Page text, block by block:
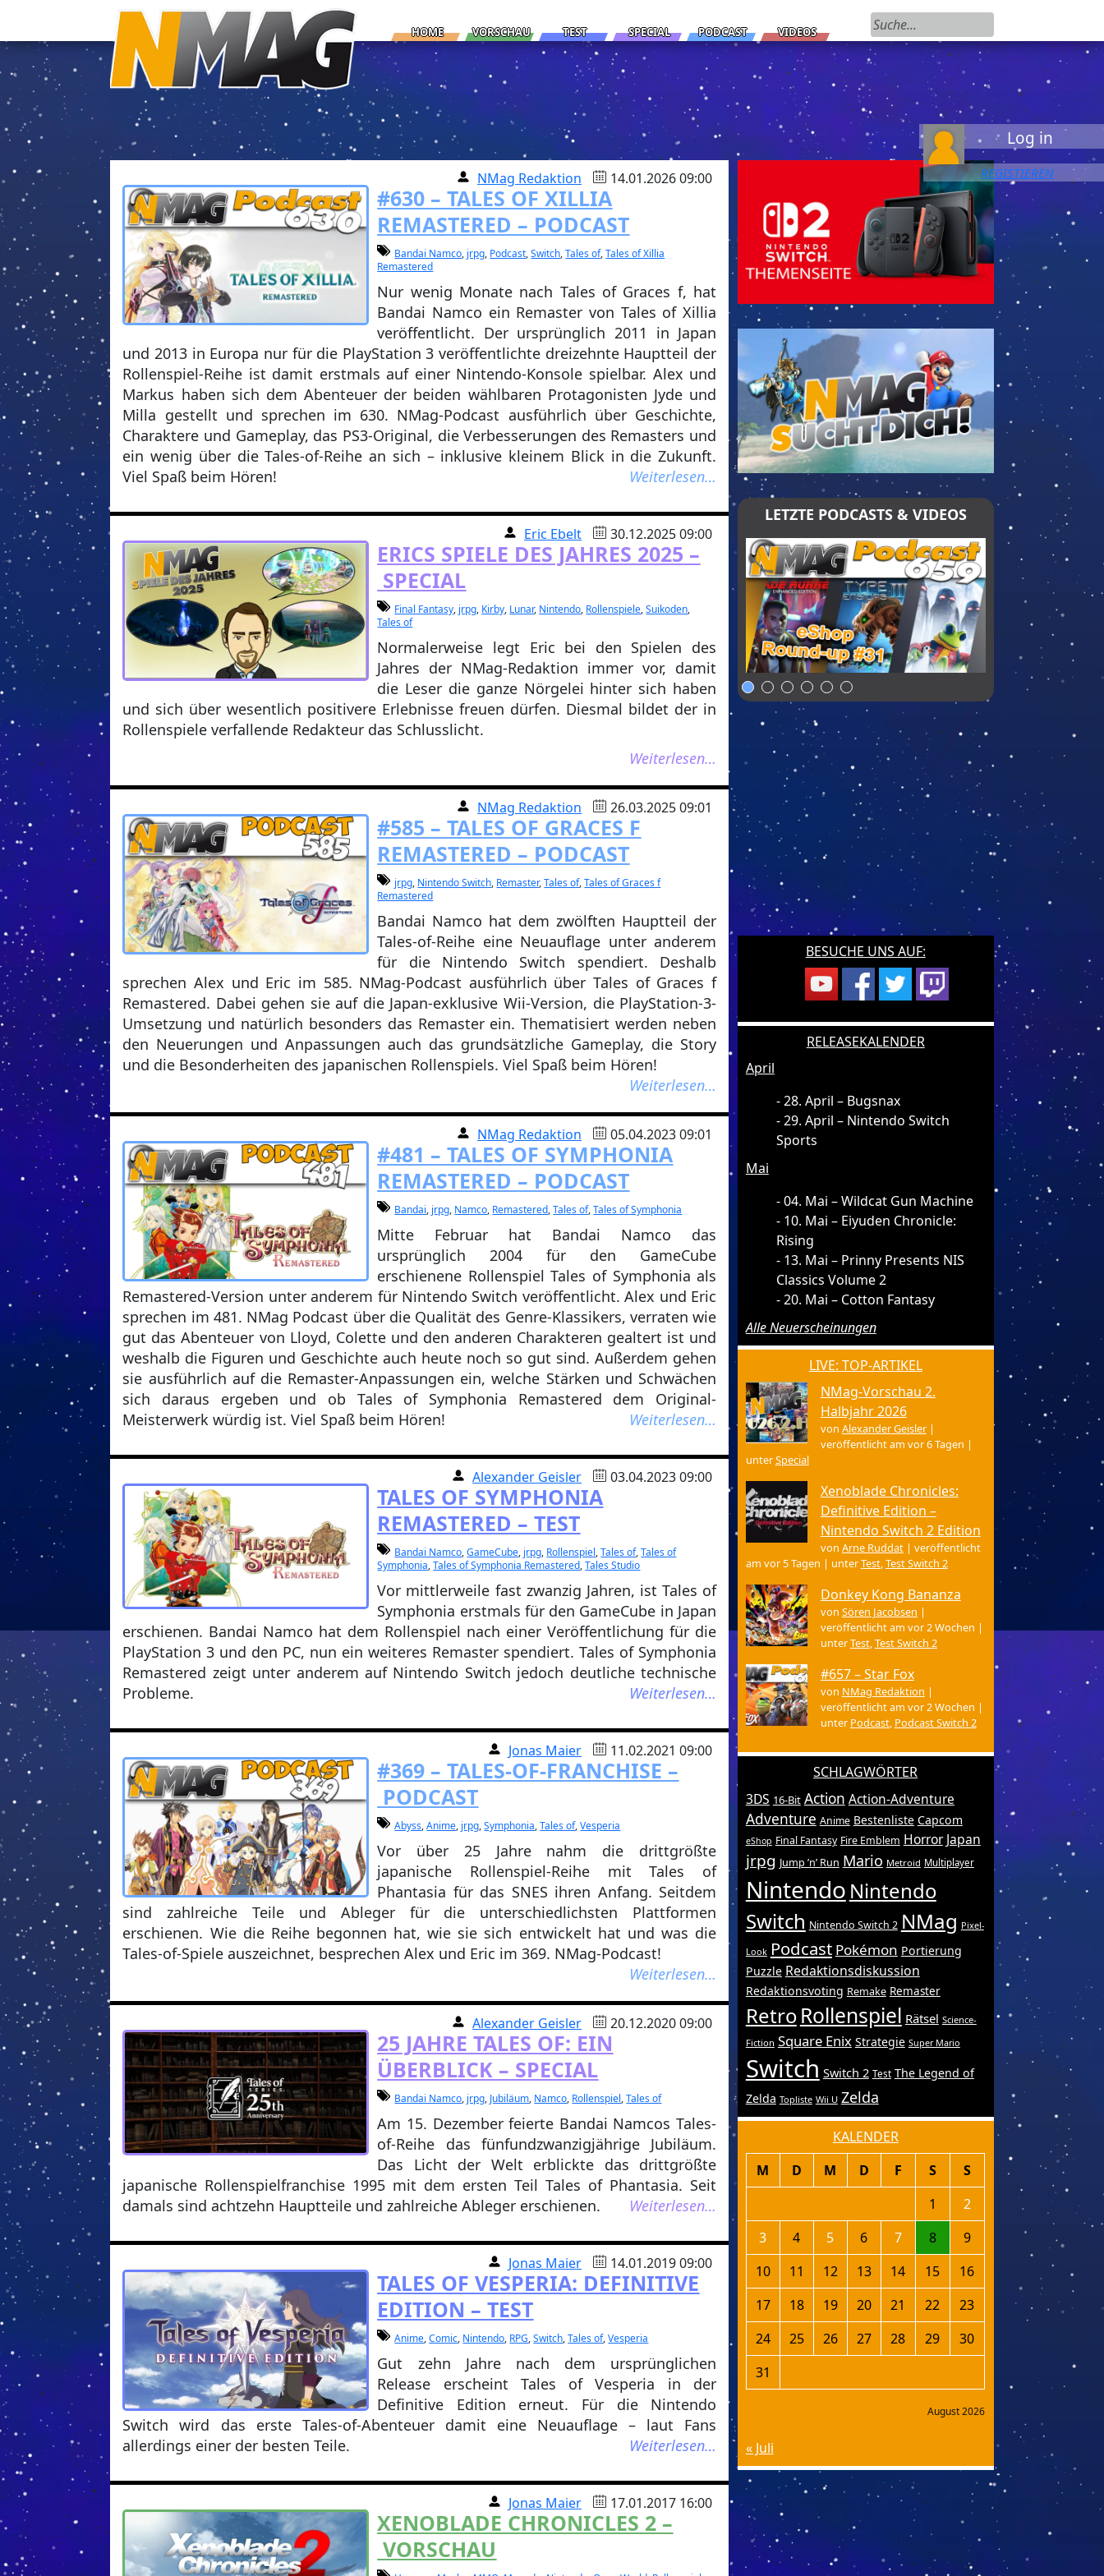
HOME VORSCHAU TEST SPECIAL PODCAST VIDEOS
Suchen nach:
Log in
REGISTIEREN
NMag Redaktion 14.01.2026 09:00
#630 – TALES OF XILLIA
REMASTERED – PODCAST
Bandai Namco, jrpg, Podcast,Switch,Tales of,Tales of Xillia
Remastered
Nur wenig Monate nach Tales of Graces f, hat
Bandai Namco ein Remaster von Tales of Xillia
veröffentlicht. Der ursprünglich 2011 in Japan
und 2013 in Europa nur für die PlayStation 3 veröffentlichte dreizehnte Hauptteil der
Rollenspiel-Reihe ist damit erstmals auf einer Nintendo-Konsole spielbar. Alex und
Markus haben sich dem Abenteuer der beiden wählbaren Protagonisten Jyde und
Milla gestellt und sprechen im 630. NMag-Podcast ausführlich über Geschichte,
Charaktere und Gameplay, das PS3-Original, die Verbesserungen des Remasters und
ein wenig über die Tales-of-Reihe an sich – inklusive kleinem Blick in die Zukunft.
Viel Spaß beim Hören!
Weiterlesen…
Eric Ebelt 30.12.2025 09:00
ERICS SPIELE DES JAHRES 2025 –
SPECIAL
Final Fantasy, jrpg, Kirby, Lunar, Nintendo, Rollenspiele,Suikoden,
Tales of
Normalerweise legt Eric bei den Spielen des
Jahres der NMag-Redaktion immer vor, damit
die Leser die ganze Nörgelei hinter sich haben
und sich über wesentlich positivere Erlebnisse freuen dürfen. Diesmal bildet der in
Rollenspiele verfallende Redakteur das Schlusslicht.
Weiterlesen…
NMag Redaktion 26.03.2025 09:01
#585 – TALES OF GRACES F
REMASTERED – PODCAST
jrpg, Nintendo Switch, Remaster,Tales of,Tales of Graces f
Remastered
Bandai Namco hat dem zwölften Hauptteil der
Tales-of-Reihe eine Neuauflage unter anderem
für die Nintendo Switch spendiert. Deshalb
sprechen Alex und Eric im 585. NMag-Podcast ausführlich über Tales of Graces f
Remastered. Dabei gehen sie auf die Japan-exklusive Wii-Version, die PlayStation-3-
Umsetzung und natürlich besonders das Remaster ein. Thematisiert werden neben
den Neuerungen und Anpassungen auch das grundsätzliche Gameplay, die Story
und die Besonderheiten des japanischen Rollenspiels. Viel Spaß beim Hören!
Weiterlesen…
NMag Redaktion 05.04.2023 09:01
#481 – TALES OF SYMPHONIA
REMASTERED – PODCAST
Bandai, jrpg, Namco, Remastered,Tales of,Tales of Symphonia
Mitte Februar hat Bandai Namco das
ursprünglich 2004 für den GameCube
erschienene Rollenspiel Tales of Symphonia als
Remastered-Version unter anderem für Nintendo Switch veröffentlicht. Alex und Eric
sprechen im 481. NMag Podcast über die Qualität des Genre-Klassikers, verraten wie
gut das Abenteuer von Lloyd, Colette und den anderen Charakteren gealtert ist und
weshalb die Figuren und Geschichte auch heute noch so gut sind. Außerdem gehen
sie ausführlich auf die Remaster-Anpassungen ein, welche Stärken und Schwächen
sich daraus ergeben und ob Tales of Symphonia Remastered dem Original-
Meisterwerk würdig ist. Viel Spaß beim Hören!
Weiterlesen…
Alexander Geisler 03.04.2023 09:00
TALES OF SYMPHONIA
REMASTERED – TEST
Bandai Namco,GameCube, jrpg, Rollenspiel,Tales of,Tales of
Symphonia,Tales of Symphonia Remastered,Tales Studio
Vor mittlerweile fast zwanzig Jahren, ist Tales of
Symphonia erstmals für den GameCube in Japan
erschienen. Bandai Namco hat dem Rollenspiel nach einer Veröffentlichung für die
PlayStation 3 und den PC, nun ein weiteres Remaster spendiert. Tales of Symphonia
Remastered zeigt unter anderem auf Nintendo Switch jedoch deutliche technische
Probleme.
Weiterlesen…
Jonas Maier 11.02.2021 09:00
#369 – TALES-OF-FRANCHISE –
PODCAST
Abyss,Anime, jrpg,Symphonia,Tales of,Vesperia
Vor über 25 Jahre nahm die drittgrößte
japanische Rollenspiel-Reihe mit Tales of
Phantasia für das SNES ihren Anfang. Seitdem
sind zahlreiche Teile und Ableger für die unterschiedlichsten Plattformen
erschienen. Wie die Reihe begonnen hat, wie sie sich entwickelt hat und was die
Tales-of-Spiele auszeichnet, besprechen Alex und Eric im 369. NMag-Podcast!
Weiterlesen…
Alexander Geisler 20.12.2020 09:00
25 JAHRE TALES OF: EIN
ÜBERBLICK – SPECIAL
Bandai Namco, jrpg, Jubiläum, Namco, Rollenspiel,Tales of
Am 15. Dezember feierte Bandai Namcos Tales-
of-Reihe das fünfundzwanzigjährige Jubiläum.
Das Licht der Welt erblickte das drittgrößte
japanische Rollenspielfranchise 1995 mit dem ersten Teil Tales of Phantasia. Seit
damals sind achtzehn Hauptteile und zahlreiche Ableger erschienen.
Weiterlesen…
Jonas Maier 14.01.2019 09:00
TALES OF VESPERIA: DEFINITIVE
EDITION – TEST
Anime,Comic, Nintendo, RPG,Switch,Tales of,Vesperia
Gut zehn Jahre nach dem ursprünglichen
Release erscheint Tales of Vesperia in der
Definitive Edition erneut. Für die Nintendo
Switch wird das erste Tales-of-Abenteuer damit eine Neuauflage – laut Fans
allerdings einer der besten Teile.
Weiterlesen…
Jonas Maier 17.01.2017 16:00
XENOBLADE CHRONICLES 2 –
VORSCHAU
LETZTE PODCASTS & VIDEOS
BESUCHE UNS AUF:
RELEASEKALENDER
April
28. April – Bugsnax
29. April – Nintendo Switch
Sports
Mai
04. Mai – Wildcat Gun Machine
10. Mai – Eiyuden Chronicle:
Rising
13. Mai – Prinny Presents NIS
Classics Volume 2
20. Mai – Cotton Fantasy
Alle Neuerscheinungen
LIVE: TOP-ARTIKEL
NMag-Vorschau 2.
Halbjahr 2026
von Alexander Geisler|
veröffentlicht am vor 6 Tagen |
unterSpecial
Xenoblade Chronicles:
Definitive Edition –
Nintendo Switch 2 Edition
von Arne Ruddat| veröffentlicht
am vor 5 Tagen | unterTest,Test Switch 2
Donkey Kong Bananza
von Sören Jacobsen |
veröffentlicht am vor 2 Wochen |
unterTest,Test Switch 2
#657 – Star Fox
von NMag Redaktion |
veröffentlicht am vor 2 Wochen |
unter Podcast, Podcast Switch 2
SCHLAGWÖRTER
3DS 16-Bit Action Action-Adventure
Adventure Anime Bestenliste Capcom
eShop Final Fantasy Fire Emblem Horror Japan
jrpg Jump ’n’ Run Mario Metroid Multiplayer
Nintendo Nintendo
Switch Nintendo Switch 2 NMag Pixel-
Look Podcast Pokémon Portierung
Puzzle Redaktionsdiskussion
Redaktionsvoting Remake Remaster
RetroRollenspiel Rätsel Science-
Fiction Square Enix Strategie Super Mario
Switch Switch 2 Test The Legend of
Zelda Topliste Wii U Zelda
KALENDER
August 2026
M D M D F S
S
1
2
3
4 5 6 7 8
9
10
11 12 13 14 15
16
17
18 19 20 21 22
23
24
25 26 27 28 29
30
31
« Juli